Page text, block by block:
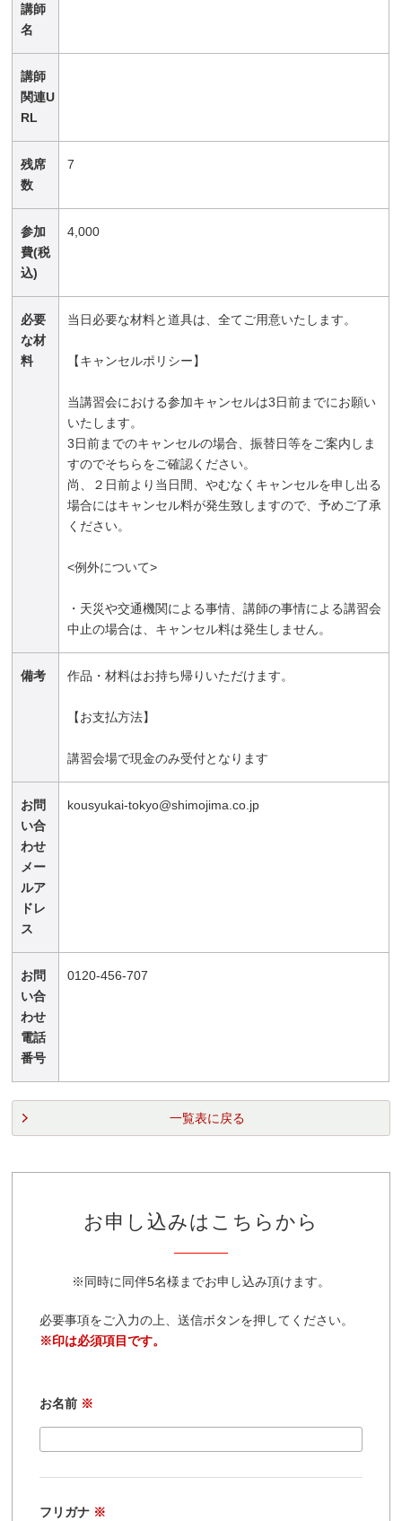
講師
名
講師
関連U
RL
残席
数
7
参加
費(税
込)
4,000
必要
な材
料
当日必要な材料と道具は、全てご用意いたします。
【キャンセルポリシー】
当講習会における参加キャンセルは3日前までにお願い
いたします。
3日前までのキャンセルの場合、振替日等をご案内しま
すのでそちらをご確認ください。
尚、２日前より当日間、やむなくキャンセルを申し出る
場合にはキャンセル料が発生致しますので、予めご了承
ください。
<例外について>
・天災や交通機関による事情、講師の事情による講習会
中止の場合は、キャンセル料は発生しません。
備考 作品・材料はお持ち帰りいただけます。
【お支払方法】
講習会場で現金のみ受付となります
お問
い合
わせ
メー
ルア
ドレ
ス
kousyukai-tokyo@shimojima.co.jp
お問
い合
わせ
電話
番号
0120-456-707
一覧表に戻る
お申し込みはこちらから
※同時に同伴5名様までお申し込み頂けます。
必要事項をご入力の上、送信ボタンを押してください。
※印は必須項目です。
お名前 ※
フリガナ ※